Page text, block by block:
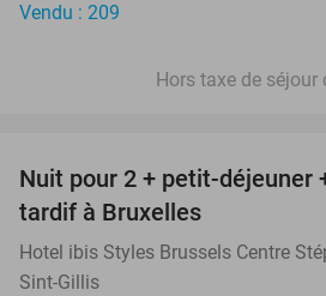
Vendu : 209
Hors taxe de
Nuit pour 2 + petit-déjeuner
tardif à Bruxelles
Hotel ibis Styles Brussels Centre
Sint-Gillis